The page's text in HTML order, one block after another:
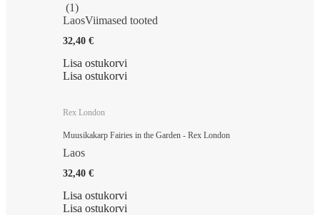
(1)
LaosViimased tooted
32,40 €
Lisa ostukorvi
Lisa ostukorvi
Rex London
Muusikakarp Fairies in the Garden - Rex London
Laos
32,40 €
Lisa ostukorvi
Lisa ostukorvi